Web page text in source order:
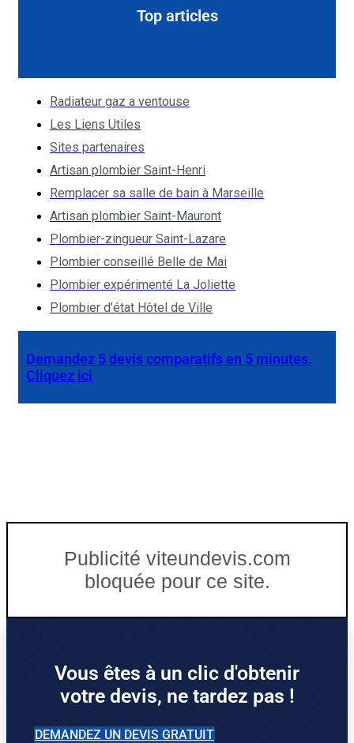
Top articles
Radiateur gaz a ventouse
Les Liens Utiles
Sites partenaires
Artisan plombier Saint-Henri
Remplacer sa salle de bain à Marseille
Artisan plombier Saint-Mauront
Plombier-zingueur Saint-Lazare
Plombier conseillé Belle de Mai
Plombier expérimenté La Joliette
Plombier d’état Hôtel de Ville
Demandez 5 devis comparatifs en 5 minutes.
Cliquez ici
Publicité viteundevis.com
bloquée pour ce site.
Vous êtes à un clic d'obtenir
votre devis, ne tardez pas !
DEMANDEZ UN DEVIS GRATUIT